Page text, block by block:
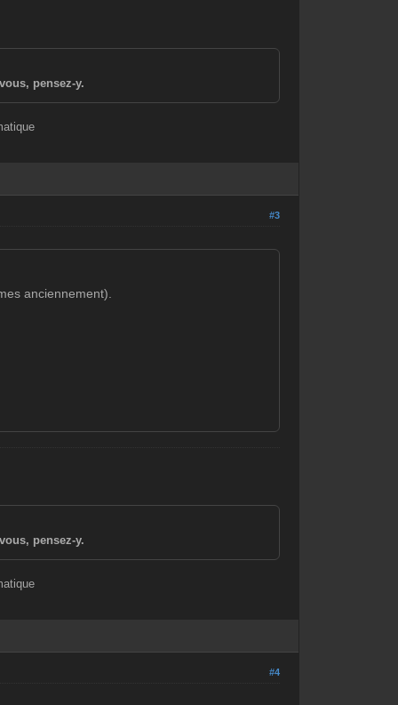
pensez-y.
#3
anciennement).
pensez-y.
#4